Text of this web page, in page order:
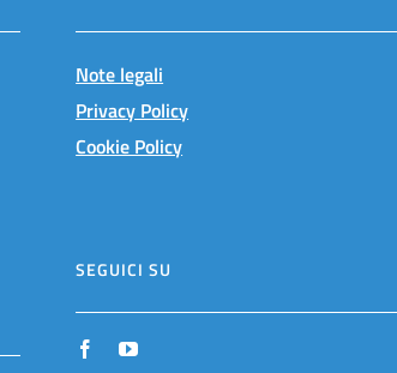
Note legali
Privacy Policy
Cookie Policy
SEGUICI SU